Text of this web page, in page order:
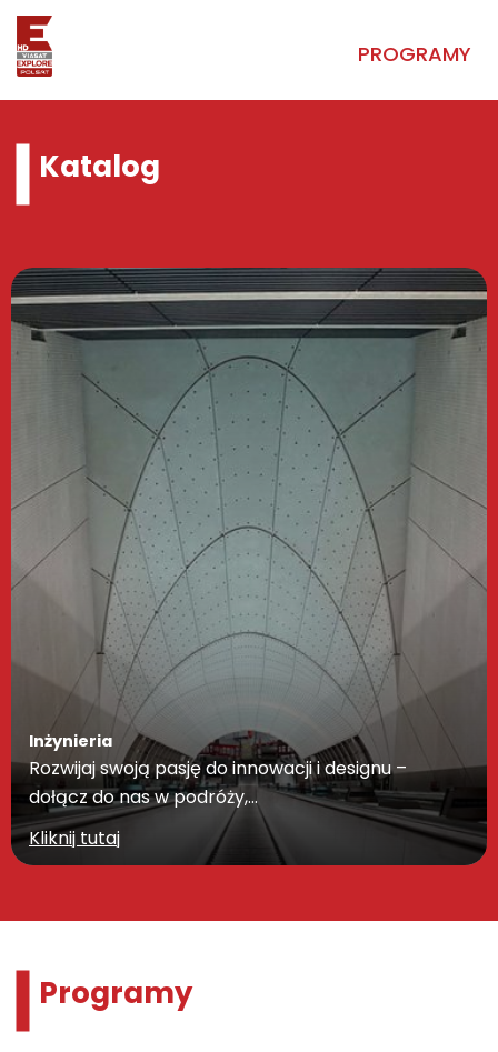
PROGRAMY
Katalog
Inżynieria
Rozwijaj swoją pasję do innowacji i designu –
dołącz do nas w podróży,…
Kliknij tutaj
Programy